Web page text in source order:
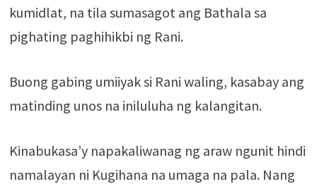
kumidlat, na tila sumasagot ang Bathala sa
pighating paghihikbi ng Rani.
Buong gabing umiiyak si Rani waling, kasabay ang
matinding unos na iniluluha ng kalangitan.
Kinabukasa’y napakaliwanag ng araw ngunit hindi
namalayan ni Kugihana na umaga na pala. Nang